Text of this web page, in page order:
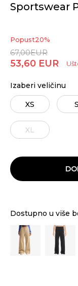
Sportswear
Popust20%
67,00EUR
53,60 EUR
Izaberi veličinu
XS S
XL
Dostupno u više